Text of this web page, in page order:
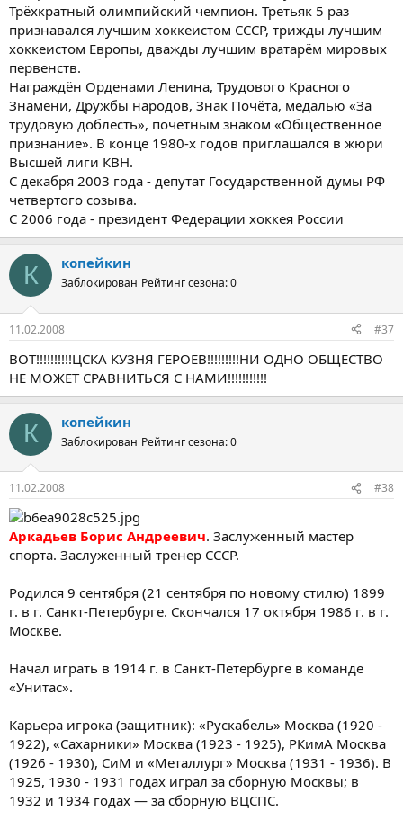
Трёхкратный олимпийский чемпион. Третьяк 5 раз
признавался лучшим хоккеистом СССР, трижды лучшим
хоккеистом Европы, дважды лучшим вратарём мировых
первенств.
Награждён Орденами Ленина, Трудового Красного
Знамени, Дружбы народов, Знак Почёта, медалью «За
трудовую доблесть», почетным знаком «Общественное
признание». В конце 1980-х годов приглашался в жюри
Высшей лиги КВН.
С декабря 2003 года - депутат Государственной думы РФ
четвертого созыва.
С 2006 года - президент Федерации хоккея России
К копейкин
Заблокирован Рейтинг сезона: 0
11.02.2008 #37
ВОТ!!!!!!!!!!ЦСКА КУЗНЯ ГЕРОЕВ!!!!!!!!!НИ ОДНО ОБЩЕСТВО
НЕ МОЖЕТ СРАВНИТЬСЯ С НАМИ!!!!!!!!!!!
К копейкин
Заблокирован Рейтинг сезона: 0
11.02.2008 #38
Аркадьев Борис Андреевич. Заслуженный мастер
спорта. Заслуженный тренер СССР.
Родился 9 сентября (21 сентября по новому стилю) 1899
г. в г. Санкт-Петербурге. Скончался 17 октября 1986 г. в г.
Москве.
Начал играть в 1914 г. в Санкт-Петербурге в команде
«Унитас».
Карьера игрока (защитник): «Рускабель» Москва (1920 -
1922), «Сахарники» Москва (1923 - 1925), РКимА Москва
(1926 - 1930), СиМ и «Металлург» Москва (1931 - 1936). В
1925, 1930 - 1931 годах играл за сборную Москвы; в
1932 и 1934 годах — за сборную ВЦСПС.